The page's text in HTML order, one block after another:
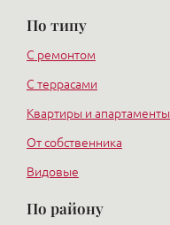
По типу
С ремонтом
С террасами
Квартиры и апартаменты
От собственника
Видовые
По району